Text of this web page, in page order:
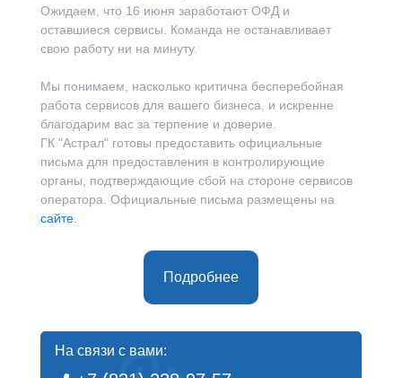
Ожидаем, что 16 июня заработают ОФД и
оставшиеся сервисы. Команда не останавливает
свою работу ни на минуту.
Мы понимаем, насколько критична бесперебойная
работа сервисов для вашего бизнеса, и искренне
благодарим вас за терпение и доверие.
ГК "Астрал" готовы предоставить официальные
письма для предоставления в контролирующие
органы, подтверждающие сбой на стороне сервисов
оператора. Официальные письма размещены на
сайте.
Подробнее
На связи с вами: